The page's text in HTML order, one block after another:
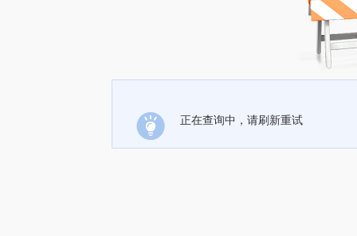
正在查询中，请刷新重试